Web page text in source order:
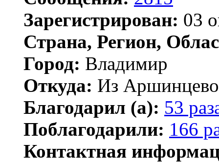
Зарегистрирован: 03
Страна, Регион,
Город: Владимир
Откуда: Из
Благодарил (а): 53
Поблагодарили: 166
Контактная